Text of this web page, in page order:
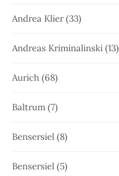
Andrea Klier(33)
Andreas Kriminalinski (13)
Aurich (68)
Baltrum (7)
Bensersiel (8)
Bensersiel (5)